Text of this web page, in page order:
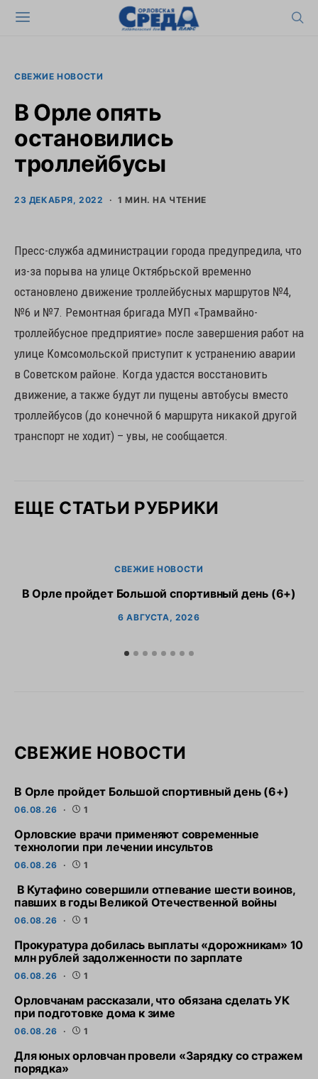
СВЕЖИЕ НОВОСТИ
В Орле опять
остановились
троллейбусы
23 ДЕКАБРЯ, 2022 1 МИН. НА ЧТЕНИЕ
Пресс-служба администрации города предупредила, что
из-за порыва на улице Октябрьской временно
остановлено движение троллейбусных маршрутов №4,
№6 и №7. Ремонтная бригада МУП «Трамвайно-
троллейбусное предприятие» после завершения работ на
улице Комсомольской приступит к устранению аварии
в Советском районе. Когда удастся восстановить
движение, а также будут ли пущены автобусы вместо
троллейбусов (до конечной 6 маршрута никакой другой
транспорт не ходит) – увы, не сообщается.
ЕЩЕ СТАТЬИ РУБРИКИ
СВЕЖИЕ НОВОСТИ
В Орле пройдет Большой спортивный день (6+)
6 АВГУСТА, 2026
СВЕЖИЕ НОВОСТИ
В Орле пройдет Большой спортивный день (6+)
06.08.26 1
Орловские врачи применяют современные
технологии при лечении инсультов
06.08.26 1
В Кутафино совершили отпевание шести воинов,
павших в годы Великой Отечественной войны
06.08.26 1
Прокуратура добилась выплаты «дорожникам» 10
млн рублей задолженности по зарплате
06.08.26 1
Орловчанам рассказали, что обязана сделать УК
при подготовке дома к зиме
06.08.26 1
Для юных орловчан провели «Зарядку со стражем
порядка»